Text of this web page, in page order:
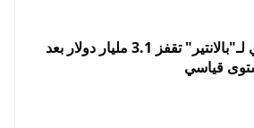
ثروة الرئيس التنفيذي لـ"بالانتير" تقفز 3.1 مليار دولار بعد
قياسي